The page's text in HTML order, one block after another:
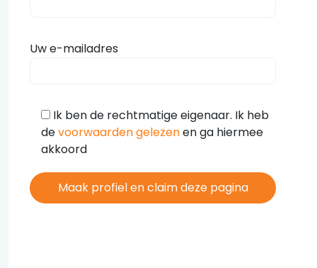
Uw e-mailadres
Ik ben de rechtmatige eigenaar. Ik heb
devoorwaarden gelezenen ga hiermee
akkoord